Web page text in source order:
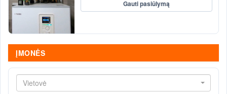
Gauti pasiūlymą
ĮMONĖS
Vietovė